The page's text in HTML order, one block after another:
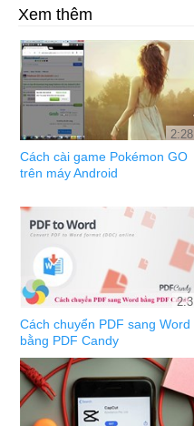
Xem thêm
2:28
Cách cài game Pokémon GO
trên máy Android
2:3
Cách chuyển PDF sang Word
bằng PDF Candy